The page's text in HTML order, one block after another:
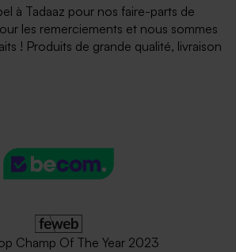
à Tadaaz pour nos faire-parts de
les remerciements et nous sommes
! Produits de grande qualité, livraison
Champ Of The Year 2023